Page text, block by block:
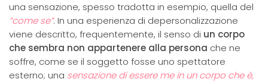
una sensazione, spesso tradotta in esempio, quella del
“come se”. In una esperienza di depersonalizzazione
viene descritto, frequentemente, il senso di un corpo
che sembra non appartenere alla persona che ne
soffre, come se il soggetto fosse uno spettatore
esterno; una sensazione di essere me in un corpo che è,